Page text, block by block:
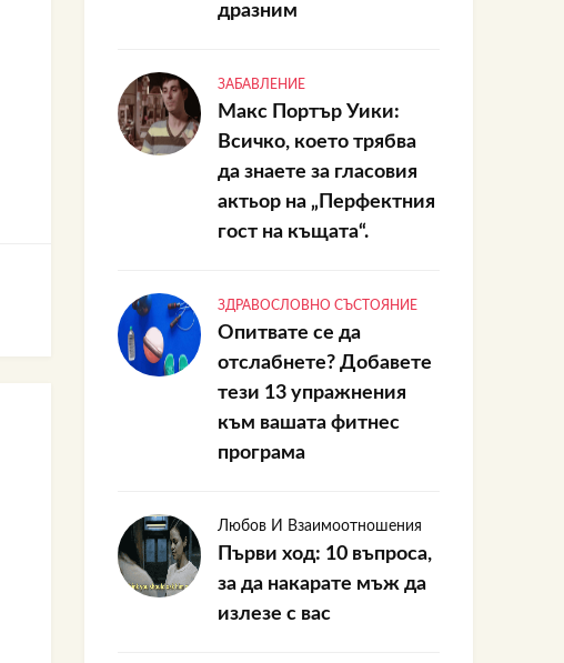
дразним
ЗАБАВЛЕНИЕ
Макс Портър Уики:
Всичко, което трябва
да знаете за гласовия
актьор на „Перфектния
гост на къщата“.
ЗДРАВОСЛОВНО СЪСТОЯНИЕ
Опитвате се да
отслабнете? Добавете
тези 13 упражнения
към вашата фитнес
програма
Любов И Взаимоотношения
Първи ход: 10 въпроса,
за да накарате мъж да
излезе с вас